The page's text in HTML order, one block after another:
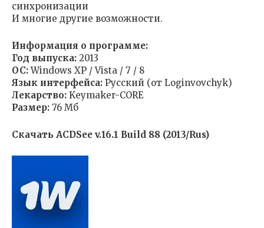
синхронизации
И многие другие возможности.
Информация о программе:
Год выпуска: 2013
ОС:Windows XP / Vista / 7 / 8
Язык интерфейса: Русский (от Loginvovchyk)
Лекарство: Keymaker-CORE
Размер: 76 Мб
Скачать ACDSee v.16.1 Build 88 (2013/Rus)